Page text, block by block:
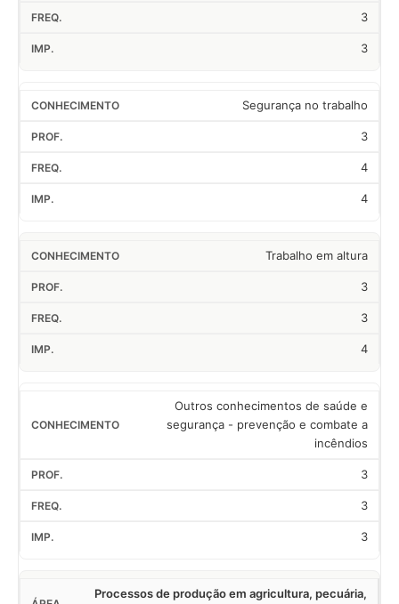
3
3
Segurança no trabalho
3
4
4
Trabalho em altura
3
3
4
Outros conhecimentos de saúde e
segurança - prevenção e combate a
incêndios
3
3
3
Processos de produção em agricultura, pecuária,